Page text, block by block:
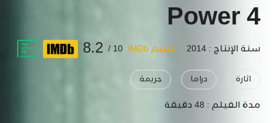
Power 4
سنة الإنتاج : 2014 تقييم IMDb 10 /
8.2
اثارة دراما جريمة
مدة الفيلم : 48 دقيقة